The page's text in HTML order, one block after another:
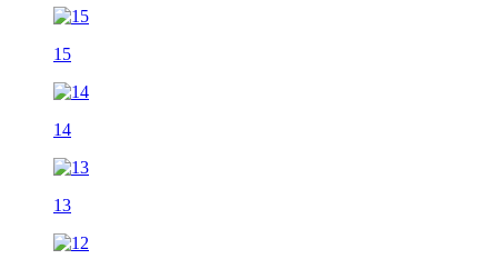
15
14
13